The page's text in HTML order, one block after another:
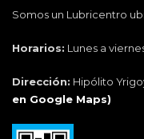
Somos un Lubricentro
Horarios: Lunes a
Dirección: Hipólito
en Google Maps)